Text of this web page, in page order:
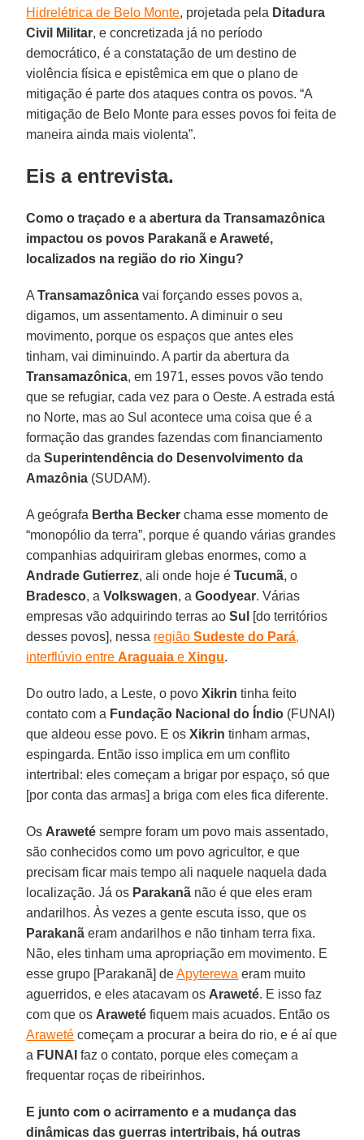
Hidrelétrica de Belo Monte, projetada pela Ditadura
Civil Militar, e concretizada já no período
democrático, é a constatação de um destino de
violência física e epistêmica em que o plano de
mitigação é parte dos ataques contra os povos. “A
mitigação de Belo Monte para esses povos foi feita de
maneira ainda mais violenta”.
Eis a entrevista.
Como o traçado e a abertura da Transamazônica
impactou os povos Parakanã e Araweté,
localizados na região do rio Xingu?
ATransamazônica vai forçando esses povos a,
digamos, um assentamento. A diminuir o seu
movimento, porque os espaços que antes eles
tinham, vai diminuindo. A partir da abertura da
Transamazônica, em 1971, esses povos vão tendo
que se refugiar, cada vez para o Oeste. A estrada está
no Norte, mas ao Sul acontece uma coisa que é a
formação das grandes fazendas com financiamento
daSuperintendência do Desenvolvimento da
Amazônia (SUDAM).
A geógrafa Bertha Becker chama esse momento de
“monopólio da terra”, porque é quando várias grandes
companhias adquiriram glebas enormes, como a
Andrade Gutierrez, ali onde hoje éTucumã, o
Bradesco, aVolkswagen, aGoodyear. Várias
empresas vão adquirindo terras aoSul
[do territórios
desses povos], nessa regiãoSudeste do Pará,
interflúvio entreAraguaia eXingu.
Do outro lado, a Leste, o povoXikrin tinha feito
contato com a Fundação Nacional do Índio (FUNAI)
que aldeou esse povo. E osXikrin tinham armas,
espingarda. Então isso implica em um conflito
intertribal: eles começam a brigar por espaço, só que
[por conta das armas] a briga com eles fica diferente.
Os Araweté sempre foram um povo mais assentado,
são conhecidos como um povo agricultor, e que
precisam ficar mais tempo ali naquele naquela dada
localização. Já os Parakanã não é que eles eram
andarilhos. Às vezes a gente escuta isso, que os
Parakanã eram andarilhos e não tinham terra fixa.
Não, eles tinham uma apropriação em movimento. E
esse grupo [Parakanã] deApyterewa eram muito
aguerridos, e eles atacavam os Araweté. E isso faz
com que os Araweté fiquem mais acuados. Então os
Araweté começam a procurar a beira do rio, e é aí que
a FUNAI faz o contato, porque eles começam a
frequentar roças de ribeirinhos.
E junto com o acirramento e a mudança das
dinâmicas das guerras intertribais, há outras